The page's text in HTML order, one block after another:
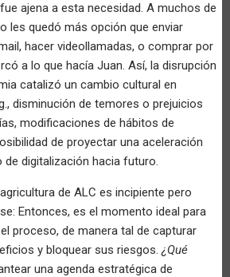
ajena a esta necesidad. A muchos de
les quedó más opción que enviar
hacer videollamadas, o comprar por
a lo que hacía Juan. Así, la disrupción
catalizó un cambio cultural en
disminución de temores o prejuicios
modificaciones de hábitos de
de proyectar una aceleración
digitalización hacia futuro.
de ALC es incipiente pero
Entonces, es el momento ideal para
proceso, de manera tal de capturar
y bloquear sus riesgos. ¿Qué
una agenda estratégica de